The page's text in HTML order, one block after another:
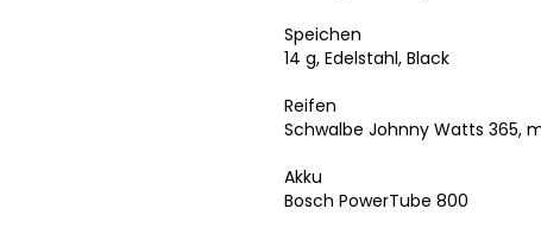
Speichen
14 g, Edelstahl, Black
Reifen
Schwalbe Johnny Watts 365,
Akku
Bosch PowerTube 800